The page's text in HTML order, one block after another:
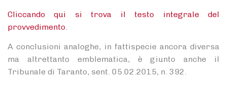
Cliccando qui si trova il testo integrale del
provvedimento.
A conclusioni analoghe, in fattispecie ancora diversa
ma altrettanto emblematica, è giunto anche il
Tribunale di Taranto, sent. 05.02.2015, n. 392.